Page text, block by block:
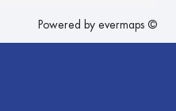
Powered by evermaps ©